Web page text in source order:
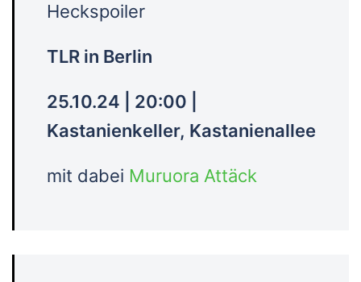
Heckspoiler
TLR in Berlin
25.10.24 | 20:00 |
Kastanienkeller, Kastanienallee
mit dabei Muruora Attäck